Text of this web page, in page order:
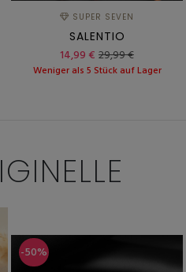
SUPER SEVEN
SALENTIO
14,99 € 29,99 €
Weniger als 5 Stück auf Lager
-50%